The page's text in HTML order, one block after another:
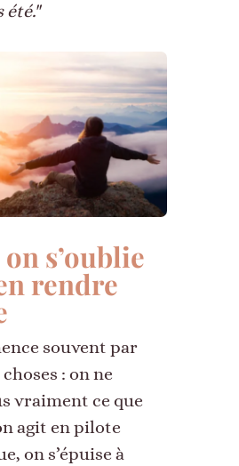
été."
s’oublie
rendre
souvent par
: on ne
vraiment ce que
agit en pilote
on s’épuise à